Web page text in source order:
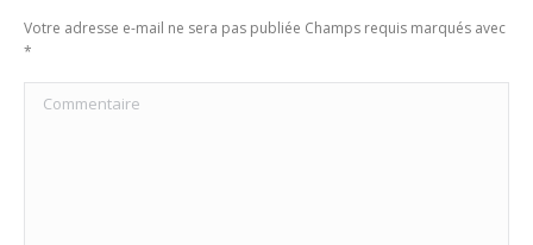
Votre adresse e-mail ne sera pas publiée Champs requis marqués avec
*
Commentaire